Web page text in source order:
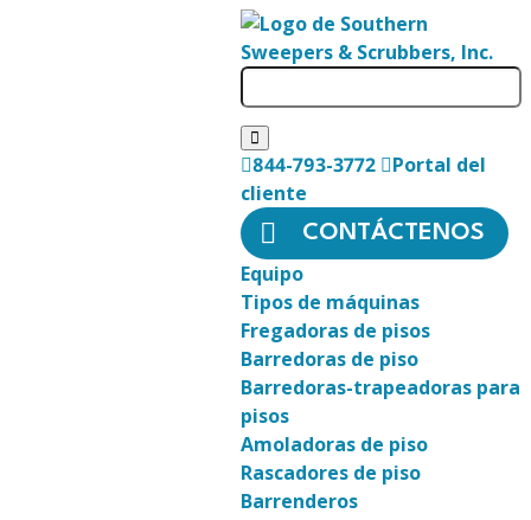
844-793-3772
Portal del
cliente
CONTÁCTENOS
Equipo
Tipos de máquinas
Fregadoras de pisos
Barredoras de piso
Barredoras-trapeadoras para
pisos
Amoladoras de piso
Rascadores de piso
Barrenderos